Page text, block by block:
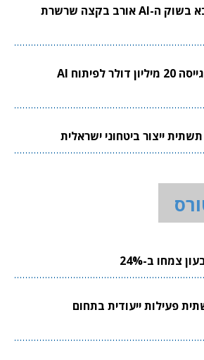
צוואר הבקבוק הבא בשוק ה-AI אורב בקצה שרשרת
Limitless Labs גייסה 20 מיליון דולר לפיתוח AI
צמחו ב-24%
פעילות ייעודית בתחום